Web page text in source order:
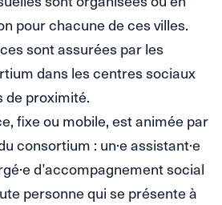
pour chacune de ces villes.
sont assurées par les
dans les centres sociaux
proximité.
fixe ou mobile, est animée par
consortium : un·e assistant·e
d’accompagnement social
personne qui se présente à